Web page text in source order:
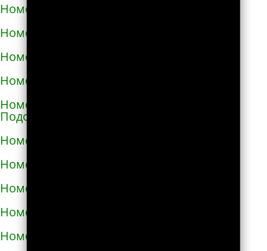
Номера телефонов такси в Мелитополе
Номера телефонов такси в Мене
Номера телефонов такси в Миргороде
Номера телефонов такси в Мироновке
Номера телефонов такси в Могилёве-
Подольском
Номера телефонов такси в Мукачево
Номера телефонов такси в Надворной
Номера телефонов такси в Нежине
Номера телефонов такси в Немирове
Номера телефонов такси в Нетешине